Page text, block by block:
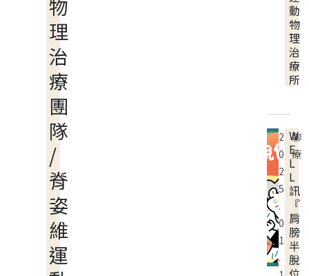
物
理
治
療
團
隊
/
脊
姿
維
運
動
物
理
治
療
所
2
0
2
5
.
0
1
.
聊
療
W
E
L
L
訊
『
肩
膀
半
脫